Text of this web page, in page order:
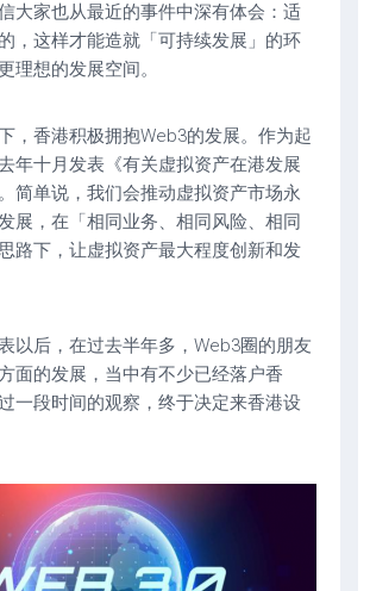
大家也从最近的事件中深有体会：适
，这样才能造就「可持续发展」的环
理想的发展空间。
，香港积极拥抱Web3的发展。作为起
年十月发表《有关虚拟资产在港发展
简单说，我们会推动虚拟资产市场永
展，在「相同业务、相同风险、相同
路下，让虚拟资产最大程度创新和发
以后，在过去半年多，Web3圈的朋友
面的发展，当中有不少已经落户香
一段时间的观察，终于决定来香港设